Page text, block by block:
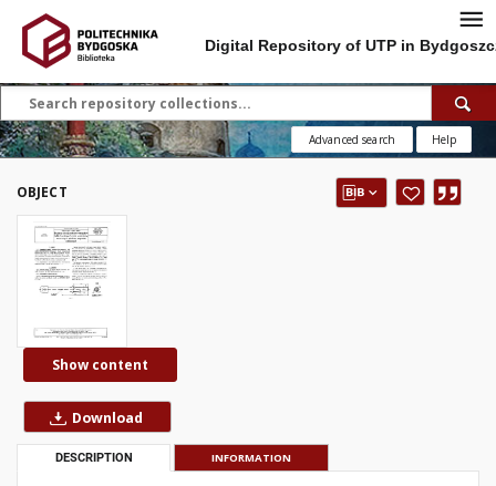
Digital Repository of UTP in
Advanced search Help
OBJECT
Show content
Download
DESCRIPTION INFORMATION